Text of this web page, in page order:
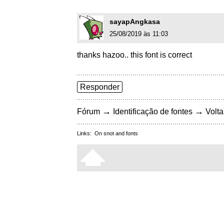
sayapAngkasa
25/08/2019 às 11:03
thanks hazoo.. this font is correct
Responder
Fórum → Identificação de fontes →
Links: On snot and fonts